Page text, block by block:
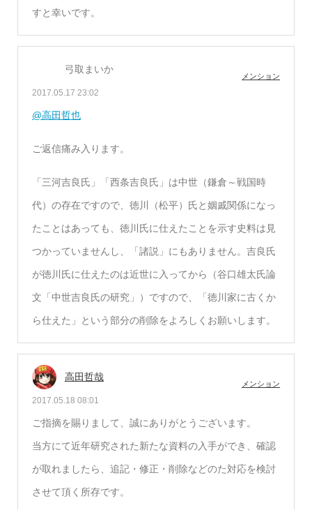
すと幸いです。
弓取まいか
2017.05.17 23:02
メンション
@高田哲也
ご返信痛み入ります。
「三河吉良氏」「西条吉良氏」は中世（鎌倉～戦国時
代）の存在ですので、徳川（松平）氏と姻戚関係になっ
たことはあっても、徳川氏に仕えたことを示す史料は見
つかっていませんし、「諸説」にもありません。吉良氏
が徳川氏に仕えたのは近世に入ってから（谷口雄太氏論
文「中世吉良氏の研究」）ですので、「徳川家に古くか
ら仕えた」という部分の削除をよろしくお願いします。
高田哲哉
2017.05.18 08:01
メンション
ご指摘を賜りまして、誠にありがとうございます。
当方にて近年研究された新たな資料の入手ができ、確認
が取れましたら、追記・修正・削除などのた対応を検討
させて頂く所存です。